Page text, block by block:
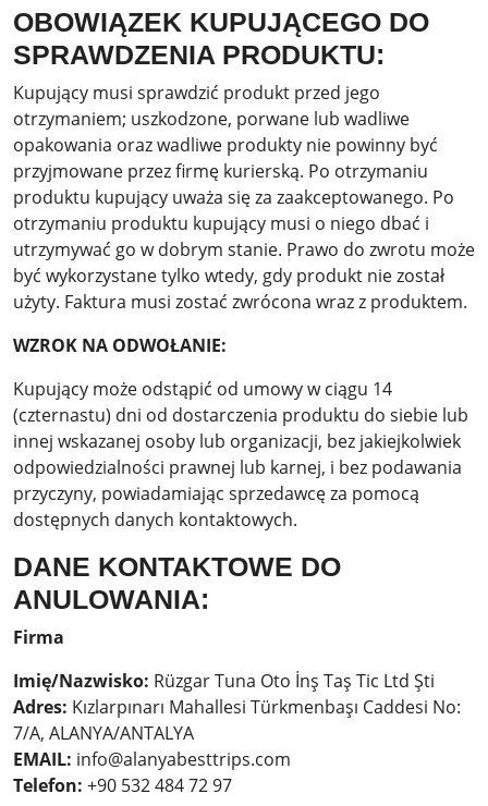
OBOWIĄZEK KUPUJĄCEGO DO
SPRAWDZENIA PRODUKTU:
Kupujący musi sprawdzić produkt przed jego
otrzymaniem; uszkodzone, porwane lub wadliwe
opakowania oraz wadliwe produkty nie powinny być
przyjmowane przez firmę kurierską. Po otrzymaniu
produktu kupujący uważa się za zaakceptowanego. Po
otrzymaniu produktu kupujący musi o niego dbać i
utrzymywać go w dobrym stanie. Prawo do zwrotu może
być wykorzystane tylko wtedy, gdy produkt nie został
użyty. Faktura musi zostać zwrócona wraz z produktem.
WZROK NA ODWOŁANIE:
Kupujący może odstąpić od umowy w ciągu 14
(czternastu) dni od dostarczenia produktu do siebie lub
innej wskazanej osoby lub organizacji, bez jakiejkolwiek
odpowiedzialności prawnej lub karnej, i bez podawania
przyczyny, powiadamiając sprzedawcę za pomocą
dostępnych danych kontaktowych.
DANE KONTAKTOWE DO
ANULOWANIA:
Firma
Imię/Nazwisko: Rüzgar Tuna Oto İnş Taş Tic Ltd Şti
Adres: Kızlarpınarı Mahallesi Türkmenbaşı Caddesi No:
7/A, ALANYA/ANTALYA
EMAIL: info@alanyabesttrips.com
Telefon: +90 532 484 72 97